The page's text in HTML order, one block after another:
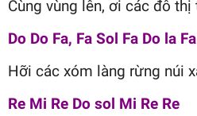
Cùng vùng lên, ơi các đô thị
Do Do Fa, Fa Sol Fa Do la
Hỡi các xóm làng rừng núi
Re Mi Re Do sol Mi Re Re